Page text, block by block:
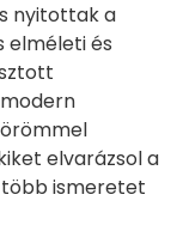
nyitottak a
elméleti és
elvarázsol a
több ismeretet